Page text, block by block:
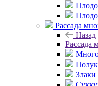
Рассада
Назад
Рассада
Злаки